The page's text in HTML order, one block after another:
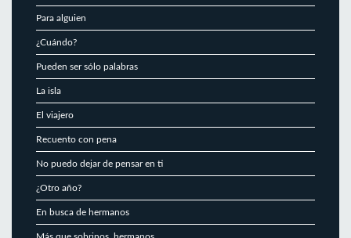
Para alguien
¿Cuándo?
Pueden ser sólo palabras
La isla
El viajero
Recuento con pena
No puedo dejar de pensar en ti
¿Otro año?
En busca de hermanos